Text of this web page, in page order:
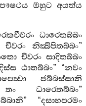
ඔහුට අයත්ය
ධාරෙතබ්බං
නික්‍ඛිපිතබ්බං”
චීවරං සාදිතබ්බං
ඨාතබ්බං” “නවං
ජබ්බස්සානි
ධාරෙතබ්බං”
“දසාහපරමං